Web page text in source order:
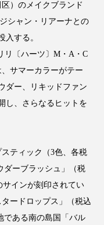
SNS
ュード
ス
ケア
）のメイクブランド
シャン・リアーナとの
入する。
リ〔ハーツ〕M・A・C
サマーカラーがテー
ダー、リキッドファン
し、さらなるヒットを
ティック（3色、各税
ダーブラッシュ」（税
サインが刻印されてい
ードロップス」（税込
である南の島国「バル